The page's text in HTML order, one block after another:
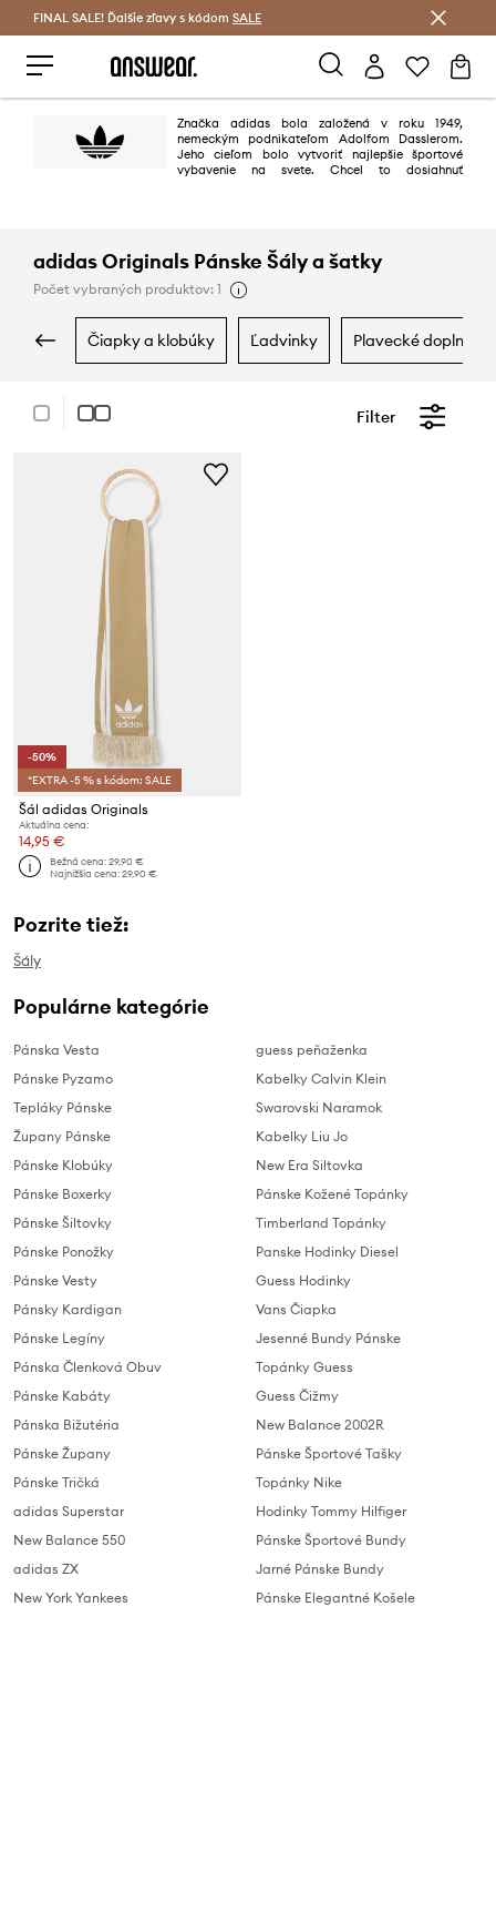
Šetrite s Answear Club >
FINAL SALE! Ďalšie zľavy s kódom SALE
Značka adidas bola založená v roku 1949,
nemeckým podnikateľom Adolfom Dasslerom.
Jeho cieľom bolo vytvoriť najlepšie športové
vybavenie na svete. Chcel to dosiahnuť
adidas Originals Pánske Šály a šatky
Počet vybraných produktov: 1
čiapky a klobúky ľadvinky plavecké doplnky
Filter
-50%
*EXTRA -5 % s kódom: SALE
Šál adidas Originals
Aktuálna cena:
14,95 €
Bežná cena:29,90 €
Najnižšia cena:29,90 €
Pozrite tiež:
Šály
Populárne kategórie
Pánska Vesta
Pánske Pyzamo
Tepláky Pánske
Župany Pánske
Pánske Klobúky
Pánske Boxerky
Pánske Šiltovky
Pánske Ponožky
Pánske Vesty
Pánsky Kardigan
Pánske Legíny
Pánska Členková Obuv
Pánske Kabáty
Pánska Bižutéria
Pánske Župany
Pánske Tričká
adidas Superstar
New Balance 550
adidas ZX
New York Yankees
guess peňaženka
Kabelky Calvin Klein
Swarovski Naramok
Kabelky Liu Jo
New Era Siltovka
Pánske Kožené Topánky
Timberland Topánky
Panske Hodinky Diesel
Guess Hodinky
Vans Čiapka
Jesenné Bundy Pánske
Topánky Guess
Guess Čižmy
New Balance 2002R
Pánske Športové Tašky
Topánky Nike
Hodinky Tommy Hilfiger
Pánske Športové Bundy
Jarné Pánske Bundy
Pánske Elegantné Košele